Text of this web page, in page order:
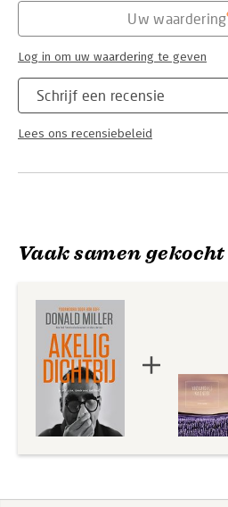
Schrijf een recensie
Lees ons recensiebeleid
Uw waardering
Log in om uw waardering te geven
Vaak samen gekocht